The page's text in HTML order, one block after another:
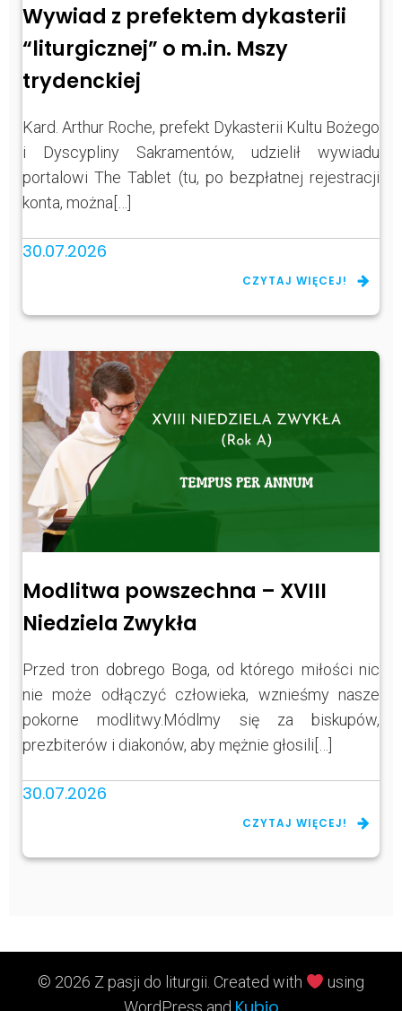
Wywiad z prefektem dykasterii
“liturgicznej” o m.in. Mszy
trydenckiej
Kard. Arthur Roche, prefekt Dykasterii Kultu Bożego
i Dyscypliny Sakramentów, udzielił wywiadu
portalowi The Tablet (tu, po bezpłatnej rejestracji
konta, można[…]
30.07.2026
CZYTAJ WIĘCEJ!
Modlitwa powszechna – XVIII
Niedziela Zwykła
Przed tron dobrego Boga, od którego miłości nic
nie może odłączyć człowieka, wznieśmy nasze
pokorne modlitwy.Módlmy się za biskupów,
prezbiterów i diakonów, aby mężnie głosili[…]
30.07.2026
CZYTAJ WIĘCEJ!
© 2026 Z pasji do liturgii. Created with
using
WordPress and